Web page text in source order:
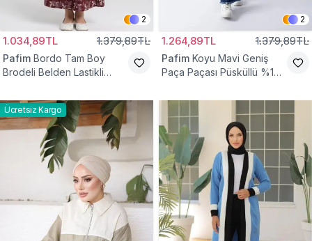
2
1.034,89TL 1.379,89TL
Pafim Bordo Tam Boy
Brodeli Belden Lastikli
2
1.264,89TL 1.379,89TL
Pafim Koyu Mavi Geniş
Paça Paçası Püsküllü %100
Pantolon
Ücretsiz Kargo